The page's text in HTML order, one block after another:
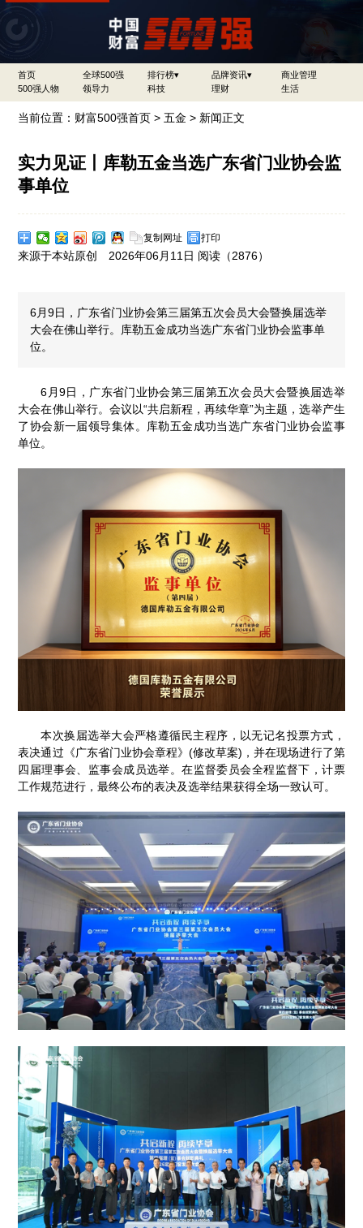
首页 全球500强 排行榜▾ 品牌资讯▾
商业管理
500强人物
领导力 科技 理财 生活
当前位置： 财富500强首页 >五金 > 新闻正文
实力见证丨库勒五金当选广东省门业协会监
事单位
复制网址 打印
来源于本站原创 2026年06月11日 阅读（2876）
6月9日，广东省门业协会第三届第五次会员大会暨换届选举
大会在佛山举行。库勒五金成功当选广东省门业协会监事单
位。
6月9日，广东省门业协会第三届第五次会员大会暨换届选举
大会在佛山举行。会议以“共启新程，再续华章”为主题，选举产生
了协会新一届领导集体。库勒五金成功当选广东省门业协会监事
单位。
本次换届选举大会严格遵循民主程序，以无记名投票方式，
表决通过《广东省门业协会章程》(修改草案)，并在现场进行了第
四届理事会、监事会成员选举。在监督委员会全程监督下，计票
工作规范进行，最终公布的表决及选举结果获得全场一致认可。